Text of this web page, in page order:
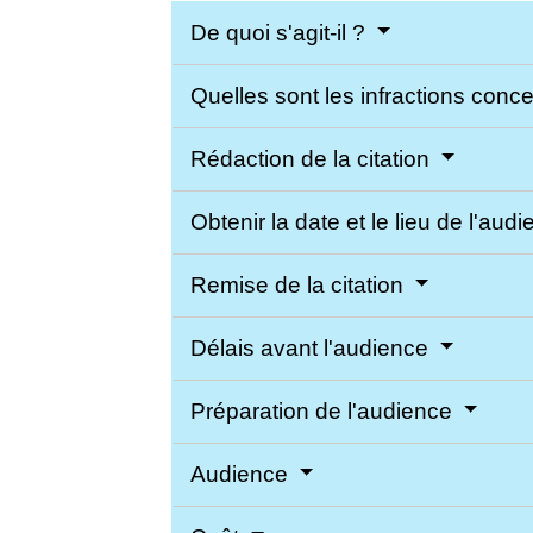
De quoi s'agit-il ?
Quelles sont les infractions
Rédaction de la citation
Obtenir la date et le lieu de
Remise de la citation
Délais avant l'audience
Préparation de l'audience
Audience